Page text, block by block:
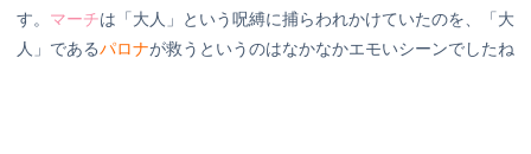
す。 マーチは「大人」という呪縛に捕らわれかけていたのを、「大
人」であるパロナが救うというのはなかなかエモいシーンでしたね